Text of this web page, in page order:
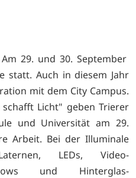
29. und 30. September
statt. Auch in diesem Jahr
mit dem City Campus.
Licht" geben Trierer
und Universität am 29.
Arbeit. Bei der Illuminale
LEDs, Video-
und Hinterglas-